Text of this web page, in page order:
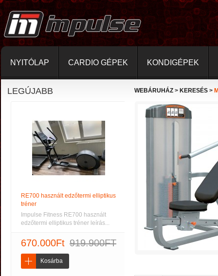
NYITÓLAP CARDIO GÉPEK KONDIGÉPEK
LEGÚJABB
RE700 használt edzőtermi elliptikus
tréner
Impulse Fitness RE700 használt
edzőtermi elliptikus tréner leírás...
670.000Ft 919.900FT
Kosárba
WEBÁRUHÁZ > KERESÉS >